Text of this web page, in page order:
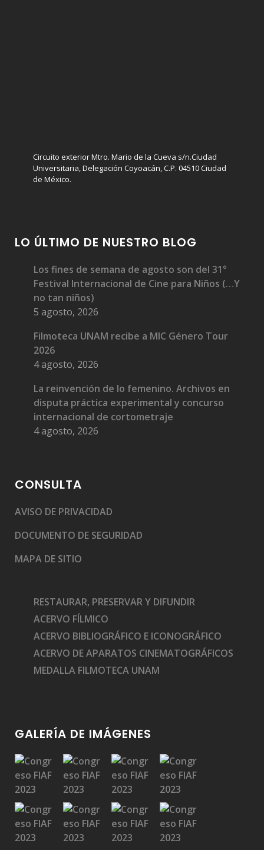
Circuito exterior Mtro. Mario de la Cueva s/n.Ciudad
Universitaria, Delegación Coyoacán, C.P. 04510 Ciudad
de México.
LO ÚLTIMO DE NUESTRO BLOG
Los fines de semana de agosto son del 31°
Festival Internacional de Cine para Niños (…Y
no tan niños)
5 agosto, 2026
Filmoteca UNAM recibe a MIC Género Tour
2026
4 agosto, 2026
La reinvención de lo femenino. Archivos en
disputa práctica experimental y concurso
internacional de cortometraje
4 agosto, 2026
CONSULTA
AVISO DE PRIVACIDAD
DOCUMENTO DE SEGURIDAD
MAPA DE SITIO
RESTAURAR, PRESERVAR Y DIFUNDIR
ACERVO FÍLMICO
ACERVO BIBLIOGRÁFICO E ICONOGRÁFICO
ACERVO DE APARATOS CINEMATOGRÁFICOS
MEDALLA FILMOTECA UNAM
GALERÍA DE IMÁGENES